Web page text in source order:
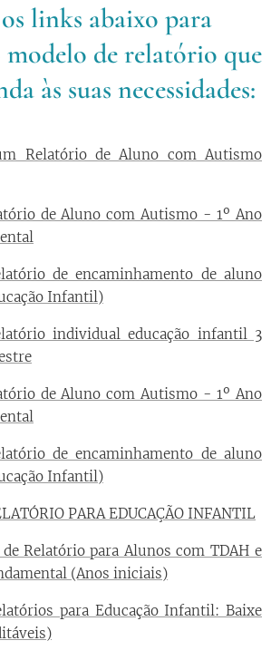
links abaixo para
de relatório que
às suas necessidades:
Relatório de Aluno com Autismo
de Aluno com Autismo - 1º Ano
de encaminhamento de aluno
Infantil)
individual educação infantil 3
de Aluno com Autismo - 1º Ano
de encaminhamento de aluno
Infantil)
PARA EDUCAÇÃO INFANTIL
Relatório para Alunos com TDAH e
(Anos iniciais)
para Educação Infantil: Baixe